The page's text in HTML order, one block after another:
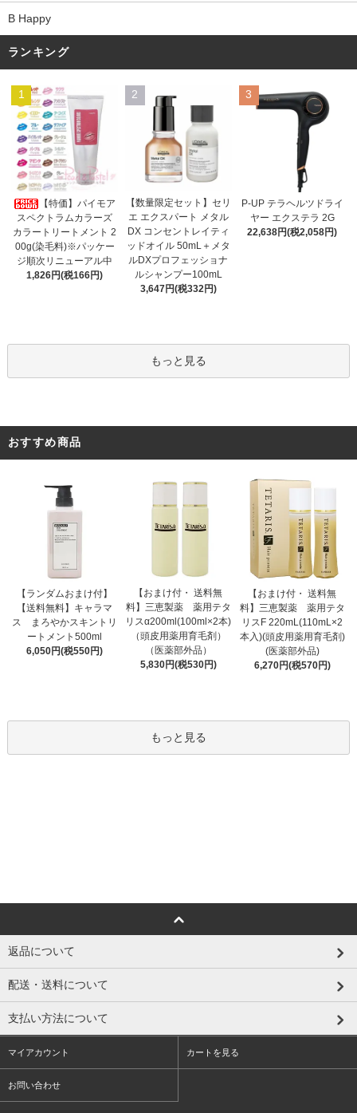
B Happy
ランキング
1
【特価】パイモア
スペクトラムカラーズ
カラートリートメント 2
00g(染毛料)※パッケー
ジ順次リニューアル中
1,826円(税166円)
2
【数量限定セット】セリ
エ エクスパート メタル
DX コンセントレイティ
ッドオイル 50mL＋メタ
ルDXプロフェッショナ
ルシャンプー100mL
3,647円(税332円)
3
P-UP テラヘルツドライ
ヤー エクステラ 2G
22,638円(税2,058円)
もっと見る
おすすめ商品
【ランダムおまけ付】
【送料無料】キャラマ
ス まろやかスキントリ
ートメント500ml
6,050円(税550円)
【おまけ付・ 送料無
料】三恵製薬 薬用テタ
リスα200ml(100ml×2本)
（頭皮用薬用育毛剤）
（医薬部外品）
5,830円(税530円)
【おまけ付・ 送料無
料】三恵製薬 薬用テタ
リスF 220mL(110mL×2
本入)(頭皮用薬用育毛剤)
(医薬部外品)
6,270円(税570円)
もっと見る
返品について
配送・送料について
支払い方法について
マイアカウント カートを見る
お問い合わせ